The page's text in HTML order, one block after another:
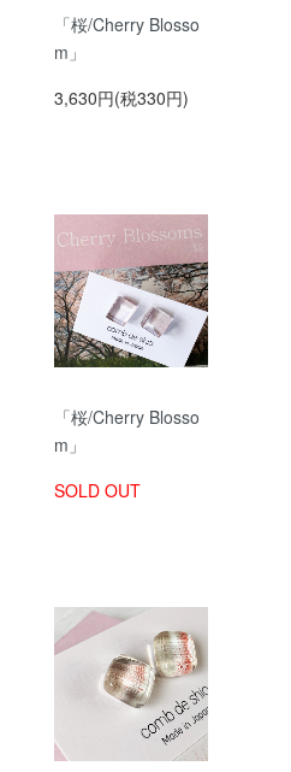
「桜/Cherry Blosso
m」
3,630円(税330円)
「桜/Cherry Blosso
m」
SOLD OUT